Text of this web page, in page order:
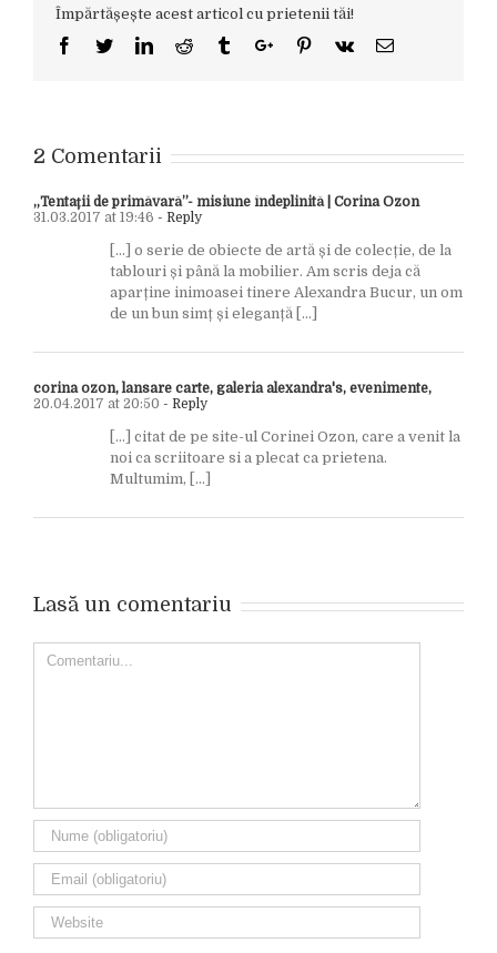
Împărtășește acest articol cu prietenii tăi!
Facebook
TwitterLinkedinReddit TumblrGoogle+Pinterest
Vk Email
2 Comentarii
„Tentații de primăvară”- misiune îndeplinită | Corina Ozon
31.03.2017 at 19:46 - Reply
[…] o serie de obiecte de artă și de colecție, de la
tablouri și până la mobilier. Am scris deja că
aparține inimoasei tinere Alexandra Bucur, un om
de un bun simț și eleganță […]
corina ozon, lansare carte, galeria alexandra's, evenimente,
20.04.2017 at 20:50 - Reply
[…] citat de pe site-ul Corinei Ozon, care a venit la
noi ca scriitoare si a plecat ca prietena.
Multumim, […]
Lasă un comentariu
Comment